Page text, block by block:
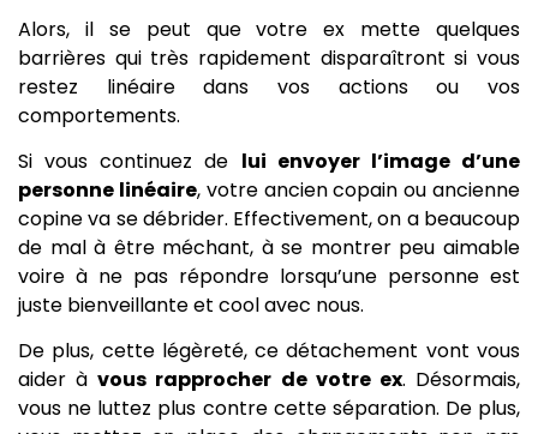
Alors, il se peut que votre ex mette quelques
barrières qui très rapidement disparaîtront si vous
restez linéaire dans vos actions ou vos
comportements.
Si vous continuez de lui envoyer l’image d’une
personne linéaire, votre ancien copain ou ancienne
copine va se débrider. Effectivement, on a beaucoup
de mal à être méchant, à se montrer peu aimable
voire à ne pas répondre lorsqu’une personne est
juste bienveillante et cool avec nous.
De plus, cette légèreté, ce détachement vont vous
aider àvous rapprocher de votre ex. Désormais,
vous ne luttez plus contre cette séparation. De plus,